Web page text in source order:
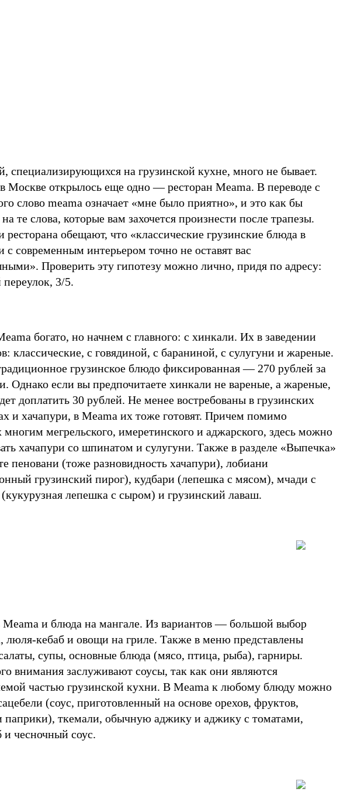
специализирующихся на грузинской кухне, много не бывает.
Москве открылось еще одно — ресторан Meama. В переводе с
слово meama означает «мне было приятно», и это как бы
те слова, которые вам захочется произнести после трапезы.
ресторана обещают, что «классические грузинские блюда в
с современным интерьером точно не оставят вас
Проверить эту гипотезу можно лично, придя по адресу:
3/5.
богато, но начнем с главного: с хинкали. Их в заведении
классические, с говядиной, с бараниной, с сулугуни и жареные.
грузинское блюдо фиксированная — 270 рублей за
Однако если вы предпочитаете хинкали не вареные, а жареные,
доплатить 30 рублей. Не менее востребованы в грузинских
и хачапури, в Meama их тоже готовят. Причем помимо
мегрельского, имеретинского и аджарского, здесь можно
хачапури со шпинатом и сулугуни. Также в разделе «Выпечка»
пеновани (тоже разновидность хачапури), лобиани
грузинский пирог), кудбари (лепешка с мясом), мчади с
(кукурузная лепешка с сыром) и грузинский лаваш.
Meama и блюда на мангале. Из вариантов — большой выбор
кебаб и овощи на гриле. Также в меню представлены
супы, основные блюда (мясо, птица, рыба), гарниры.
внимания заслуживают соусы, так как они являются
частью грузинской кухни. В Meama к любому блюду можно
(соус, приготовленный на основе орехов, фруктов,
паприки), ткемали, обычную аджику и аджику с томатами,
и чесночный соус.